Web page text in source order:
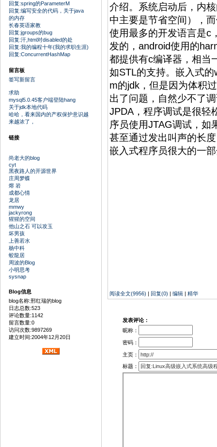
回复:spring的ParameterM
回复:编写安全的代码，关于java
的内存
长春英语家教
回复:jgroups的bug
回复:汗,html对disabled的处
回复:我的编程十年(我的求职生涯)
回复:ConcurrentHashMap
留言板
签写新留言
求助
mysql5.0.45客户端登陆hang
关于jdk本地代码
哈哈，看来国内的产权保护意识越
来越浓了，
链接
尚老大的blog
cyt
黑夜路人的开源世界
庄周梦蝶
熔 岩
成都心情
龙居
mmwy
jackyrong
猩猩的空间
他山之石 可以攻玉
坏男孩
上善若水
杨中科
蛟龍居
周波的Blog
小明思考
sysnap
Blog信息
blog名称:邢红瑞的blog
日志总数:523
评论数量:1142
留言数量:0
访问次数:9897269
建立时间:2004年12月20日
介绍。系统启动后，内
中主要是节省空间），
使用最多的开发语言是c
发的，android使用的
都提供有c编译器，相当
如STL的支持。嵌入式
m的jdk，但是因为体积
出了问题，自然少不了
JPDA，程序调试是很轻
序员使用JTAG调试，如
甚至通过发出叫声的长
嵌入式程序员很大的一
阅读全文(9956) | 回复(0) | 编辑 | 精华
发表评论：
昵称：
密码：
主页：
标题：